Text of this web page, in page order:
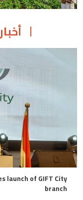
launch of GIFT City
branch